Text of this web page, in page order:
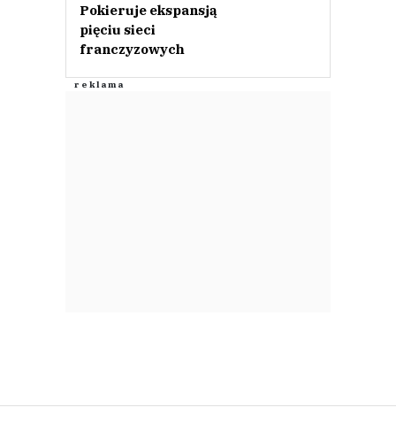
Pokieruje ekspansją
pięciu sieci
franczyzowych